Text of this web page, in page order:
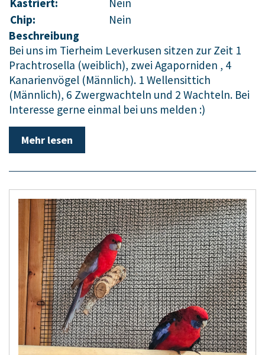
Kastriert:
Nein
Chip:
Nein
Beschreibung
Bei uns im Tierheim Leverkusen sitzen zur Zeit 1
Prachtrosella (weiblich), zwei Agaporniden , 4
Kanarienvögel (Männlich). 1 Wellensittich
(Männlich), 6 Zwergwachteln und 2 Wachteln. Bei
Interesse gerne einmal bei uns melden :)
Mehr lesen